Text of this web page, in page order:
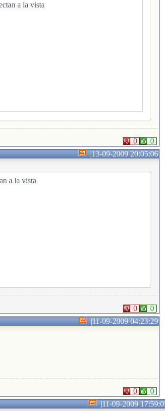
a la vista
0
0
|13-09-2009 20:05:06
a la vista
0
0
|11-09-2009 04:23:29
0
0
|11-09-2009